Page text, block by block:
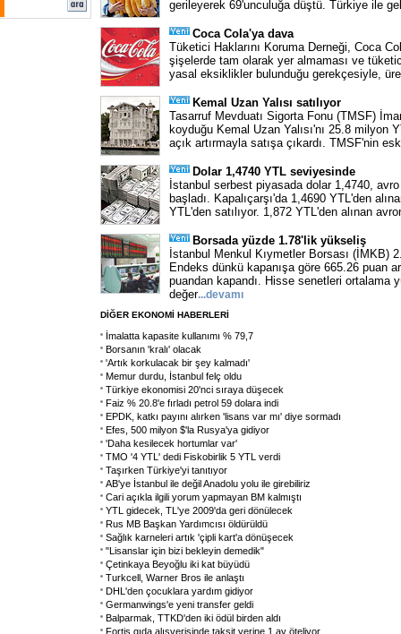
gerileyerek 69'unculuğa düştü. Türkiye ile
Coca Cola'ya dava
Tüketici Haklarını Koruma Derneği, Coca
şişelerde tam olarak yer almaması ve
yasal eksiklikler bulunduğu gerekçesiyle,
Kemal Uzan Yalısı satılıyor
Tasarruf Mevduatı Sigorta Fonu (TMSF)
koyduğu Kemal Uzan Yalısı'nı 25.8 milyon
açık artırmayla satışa çıkardı. TMSF'nin
Dolar 1,4740 YTL seviyesinde
İstanbul serbest piyasada dolar 1,4740,
başladı. Kapalıçarşı'da 1,4690 YTL'den
YTL'den satılıyor. 1,872 YTL'den alınan
Borsada yüzde 1.78'lik yükseliş
İstanbul Menkul Kıymetler Borsası (İMKB)
Endeks dünkü kapanışa göre 665.26 puan
puandan kapandı. Hisse senetleri ortalama
değer...devamı
DİĞER EKONOMİ HABERLERİ
İmalatta kapasite kullanımı % 79,7
Borsanın 'kralı' olacak
'Artık korkulacak bir şey kalmadı'
Memur durdu, İstanbul felç oldu
Türkiye ekonomisi 20'nci sıraya düşecek
Faiz % 20.8'e fırladı petrol 59 dolara indi
EPDK, katkı payını alırken 'lisans var mı' diye sormadı
Efes, 500 milyon $'la Rusya'ya gidiyor
'Daha kesilecek hortumlar var'
TMO '4 YTL' dedi Fiskobirlik 5 YTL verdi
Taşırken Türkiye'yi tanıtıyor
AB'ye İstanbul ile değil Anadolu yolu ile girebiliriz
Cari açıkla ilgili yorum yapmayan BM kalmıştı
YTL gidecek, TL'ye 2009'da geri dönülecek
Rus MB Başkan Yardımcısı öldürüldü
Sağlık karneleri artık 'çipli kart'a dönüşecek
"Lisanslar için bizi bekleyin demedik"
Çetinkaya Beyoğlu iki kat büyüdü
Turkcell, Warner Bros ile anlaştı
DHL'den çocuklara yardım gidiyor
Germanwings'e yeni transfer geldi
Balparmak, TTKD'den iki ödül birden aldı
Fortis gıda alışverişinde taksit yerine 1 ay öteliyor